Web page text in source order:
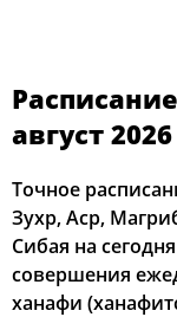
август
Точное
Зухр, Аср,
Сибая на
совершения
ханафи